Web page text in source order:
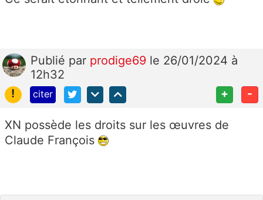
Publié par prodige69 le 26/01/2024 à
12h32
!
citer + -
XN possède les droits sur les œuvres de
Claude François